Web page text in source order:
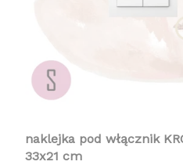
naklejka pod włącznik
33x21 cm